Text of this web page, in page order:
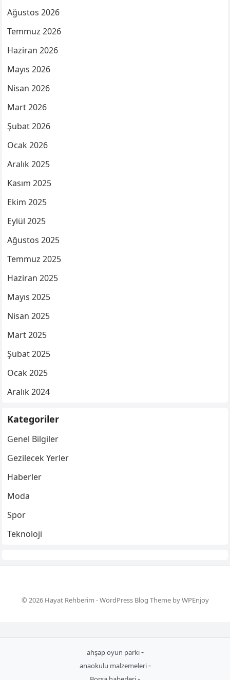
Ağustos 2026
Temmuz 2026
Haziran 2026
Mayıs 2026
Nisan 2026
Mart 2026
Şubat 2026
Ocak 2026
Aralık 2025
Kasım 2025
Ekim 2025
Eylül 2025
Ağustos 2025
Temmuz 2025
Haziran 2025
Mayıs 2025
Nisan 2025
Mart 2025
Şubat 2025
Ocak 2025
Aralık 2024
Kategoriler
Genel Bilgiler
Gezilecek Yerler
Haberler
Moda
Spor
Teknoloji
© 2026 Hayat Rehberim -WordPress Blog ThemebyWPEnjoy
ahşap oyun parkı-
anaokulu malzemeleri-